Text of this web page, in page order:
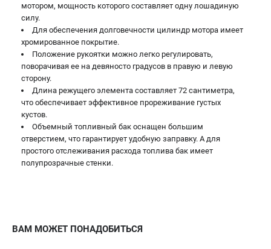
ВАМ МОЖЕТ ПОНАДОБИТЬСЯ
мотором, мощность которого составляет одну лошадиную
силу.
Для обеспечения долговечности цилиндр мотора имеет
хромированное покрытие.
Положение рукоятки можно легко регулировать,
поворачивая ее на девяносто градусов в правую и левую
сторону.
Длина режущего элемента составляет 72 сантиметра,
что обеспечивает эффективное прореживание густых
кустов.
Объемный топливный бак оснащен большим
отверстием, что гарантирует удобную заправку. А для
простого отслеживания расхода топлива бак имеет
полупрозрачные стенки.